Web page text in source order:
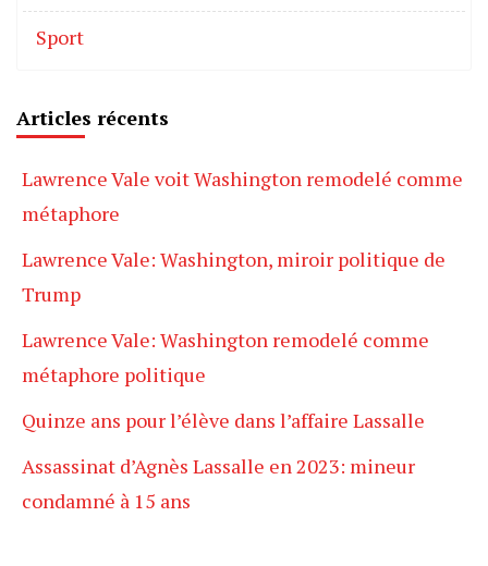
Sport
Articles récents
Lawrence Vale voit Washington remodelé comme
métaphore
Lawrence Vale: Washington, miroir politique de
Trump
Lawrence Vale: Washington remodelé comme
métaphore politique
Quinze ans pour l’élève dans l’affaire Lassalle
Assassinat d’Agnès Lassalle en 2023: mineur
condamné à 15 ans